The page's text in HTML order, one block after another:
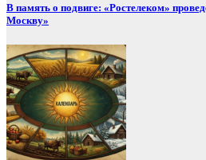
В память о подвиге: «Ростелеком»
Москву»